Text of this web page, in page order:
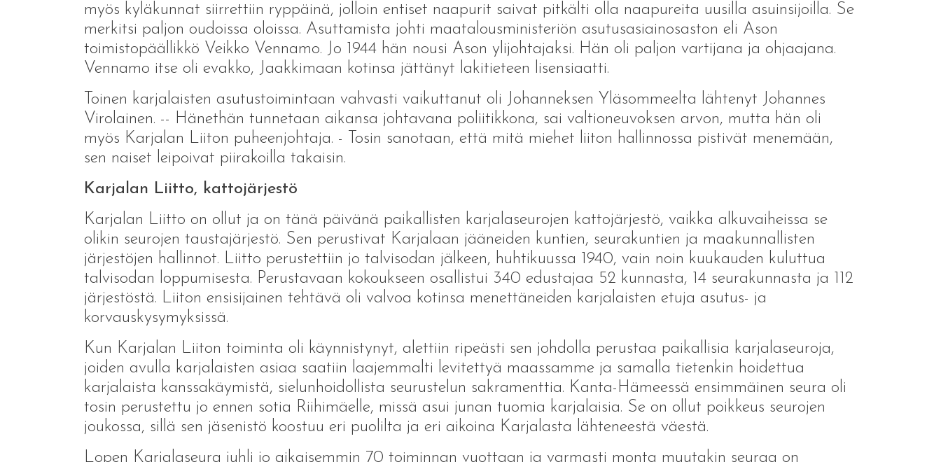
myös kyläkunnat siirrettiin ryppäinä, jolloin entiset naapurit saivat pitkälti olla naapureita uusilla asuinsijoilla. Se
merkitsi paljon oudoissa oloissa. Asuttamista johti maatalousministeriön asutusasiainosaston eli Ason
toimistopäällikkö Veikko Vennamo. Jo 1944 hän nousi Ason ylijohtajaksi. Hän oli paljon vartijana ja ohjaajana.
Vennamo itse oli evakko, Jaakkimaan kotinsa jättänyt lakitieteen lisensiaatti.
Toinen karjalaisten asutustoimintaan vahvasti vaikuttanut oli Johanneksen Yläsommeelta lähtenyt Johannes
Virolainen. -- Hänethän tunnetaan aikansa johtavana poliitikkona, sai valtioneuvoksen arvon, mutta hän oli
myös Karjalan Liiton puheenjohtaja. - Tosin sanotaan, että mitä miehet liiton hallinnossa pistivät menemään,
sen naiset leipoivat piirakoilla takaisin.
Karjalan Liitto, kattojärjestö
Karjalan Liitto on ollut ja on tänä päivänä paikallisten karjalaseurojen kattojärjestö, vaikka alkuvaiheissa se
olikin seurojen taustajärjestö. Sen perustivat Karjalaan jääneiden kuntien, seurakuntien ja maakunnallisten
järjestöjen hallinnot. Liitto perustettiin jo talvisodan jälkeen, huhtikuussa 1940, vain noin kuukauden kuluttua
talvisodan loppumisesta. Perustavaan kokoukseen osallistui 340 edustajaa 52 kunnasta, 14 seurakunnasta ja 112
järjestöstä. Liiton ensisijainen tehtävä oli valvoa kotinsa menettäneiden karjalaisten etuja asutus- ja
korvauskysymyksissä.
Kun Karjalan Liiton toiminta oli käynnistynyt, alettiin ripeästi sen johdolla perustaa paikallisia karjalaseuroja,
joiden avulla karjalaisten asiaa saatiin laajemmalti levitettyä maassamme ja samalla tietenkin hoidettua
karjalaista kanssakäymistä, sielunhoidollista seurustelun sakramenttia. Kanta-Hämeessä ensimmäinen seura oli
tosin perustettu jo ennen sotia Riihimäelle, missä asui junan tuomia karjalaisia. Se on ollut poikkeus seurojen
joukossa, sillä sen jäsenistö koostuu eri puolilta ja eri aikoina Karjalasta lähteneestä väestä.
Lopen Karjalaseura juhli jo aikaisemmin 70 toiminnan vuottaan ja varmasti monta muutakin seuraa on